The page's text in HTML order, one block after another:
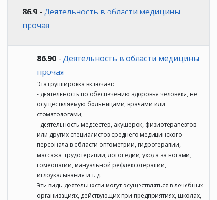
86.9 - Деятельность в области медицины
прочая
86.90 - Деятельность в области медицины
прочая
Эта группировка включает:
- деятельность по обеспечению здоровья человека, не
осуществляемую больницами, врачами или
стоматологами;
- деятельность медсестер, акушерок, физиотерапевтов
или других специалистов среднего медицинского
персонала в области оптометрии, гидротерапии,
массажа, трудотерапии, логопедии, ухода за ногами,
гомеопатии, мануальной рефлексотерапии,
иглоукалывания и т. д.
Эти виды деятельности могут осуществляться в лечебных
организациях, действующих при предприятиях, школах,